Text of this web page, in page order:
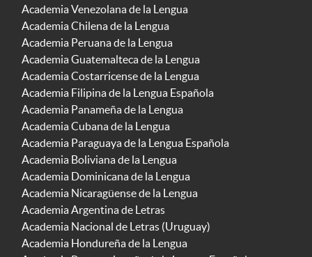
Academia Venezolana de la Lengua
Academia Chilena de la Lengua
Academia Peruana de la Lengua
Academia Guatemalteca de la Lengua
Academia Costarricense de la Lengua
Academia Filipina de la Lengua Española
Academia Panameña de la Lengua
Academia Cubana de la Lengua
Academia Paraguaya de la Lengua Española
Academia Boliviana de la Lengua
Academia Dominicana de la Lengua
Academia Nicaragüense de la Lengua
Academia Argentina de Letras
Academia Nacional de Letras (Uruguay)
Academia Hondureña de la Lengua